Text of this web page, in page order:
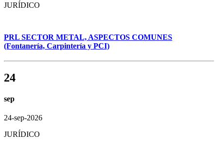
JURÍDICO
PRL SECTOR METAL, ASPECTOS COMUNES
(Fontanería, Carpintería y PCI)
24
sep
24-sep-2026
JURÍDICO